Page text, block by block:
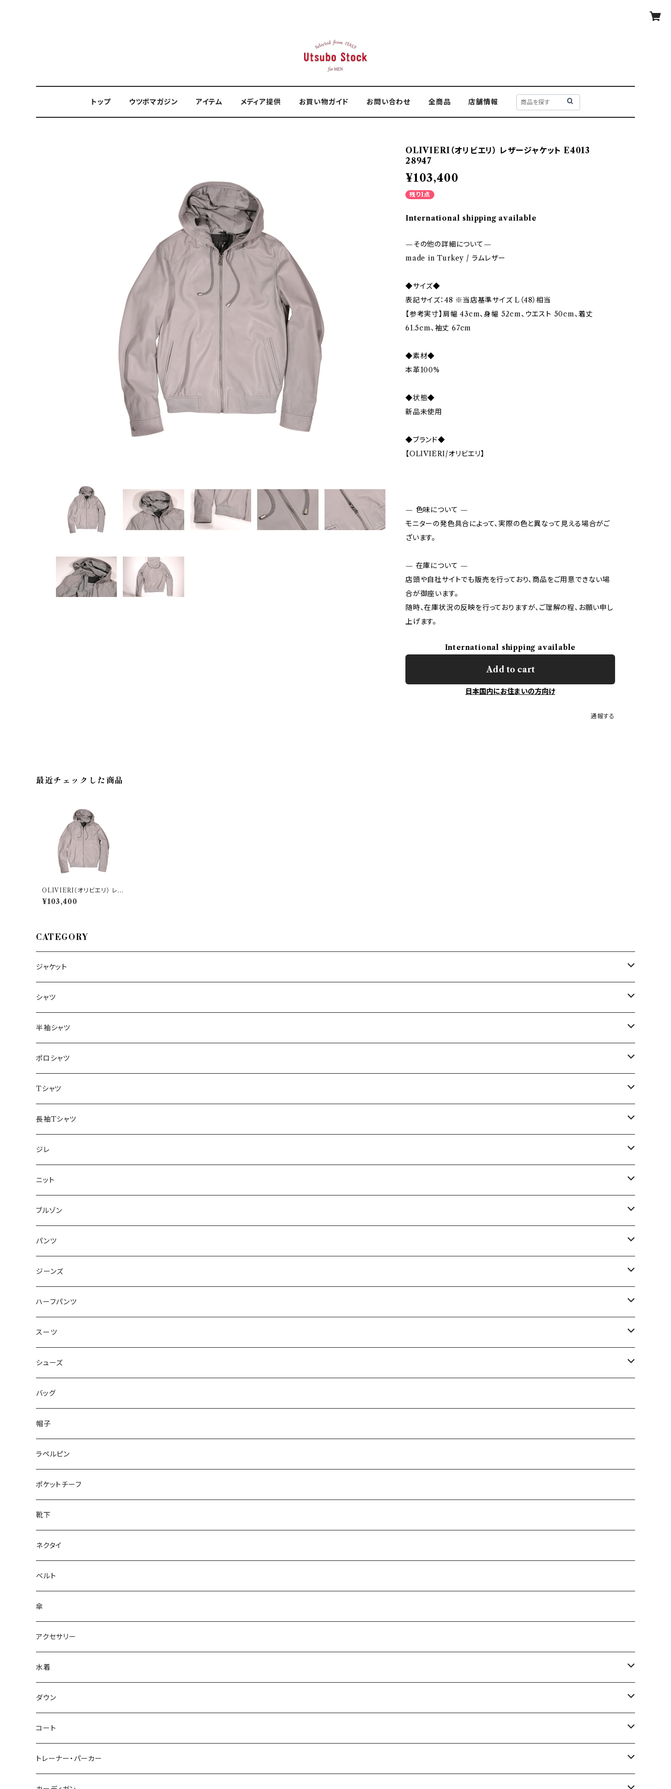
トップ ウツボマガジン アイテム メディア提供 お買い物ガイド お問い合わせ 全商品 店舗情報
OLIVIERI（オリビエリ） レザージャケット E4013
28947
¥103,400
残り1点
International shipping available
—その他の詳細について—
made in Turkey / ラムレザー
◆サイズ◆
表記サイズ：48 ※当店基準サイズ L（48）相当
【参考実寸】肩幅 43cm、身幅 52cm、ウエスト 50cm、着丈
61.5cm、袖丈 67cm
◆素材◆
本革100%
◆状態◆
新品未使用
◆ブランド◆
【OLIVIERI/オリビエリ】
— 色味について —
モニターの発色具合によって、実際の色と異なって見える場合がご
ざいます。
— 在庫について —
店頭や自社サイトでも販売を行っており、商品をご用意できない場
合が御座います。
随時、在庫状況の反映を行っておりますが、ご理解の程、お願い申し
上げます。
International shipping available
Add to cart
日本国内にお住まいの方向け
通報する
最近チェックした商品
OLIVIERI（オリビエリ） レザ
ージャケット E4013 28947
¥103,400
CATEGORY
ジャケット
～44/S
46/M
48/L
50/XL～
シャツ
～44/S
46/M
48/L
50/XL～
半袖シャツ
～44/S
46/M
48/L
50/XL～
ポロシャツ
～44/S
46/M
48/L
50/XL～
Tシャツ
～44/S
46/M
48/L
50/XL～
長袖Tシャツ
～44/S
46/M
48/L
50/XL～
ジレ
～44/S
46/M
48/L
50/XL～
ニット
～44/S
46/M
48/L
50/XL～
ブルゾン
～44/S
46/M
48/L
50/XL～
パンツ
～44/S
46/M
48/L
50/XL～
ジーンズ
～44/S
46/M
48/L
50/XL～
ハーフパンツ
～44/S
46/M
48/L
50/XL～
スーツ
～44/S
46/M
48/L
50/XL～
シューズ
～25.5cm
26cm～
27cm～
28cm～
バッグ
帽子
ラペルピン
ポケットチーフ
靴下
ネクタイ
ベルト
傘
アクセサリー
水着
～44/S
46/M
48/L
ダウン
～44/S
46/M
コート
～44/S
トレーナー・パーカー